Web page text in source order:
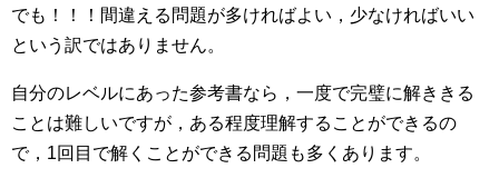
でも！！！間違える問題が多ければよい，少なければいい
という訳ではありません。
自分のレベルにあった参考書なら，一度で完璧に解ききる
ことは難しいですが，ある程度理解することができるの
で，1回目で解くことができる問題も多くあります。